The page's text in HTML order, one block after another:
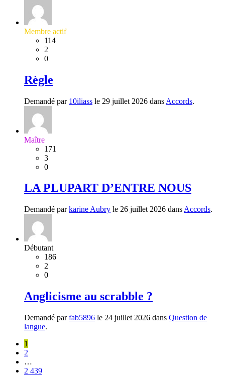
Membre actif
114
2
0
Règle
Demandé par 10iliass le 29 juillet 2026 dans Accords.
Maître
171
3
0
LA PLUPART D’ENTRE NOUS
Demandé parkarine Aubry le 26 juillet 2026 dans Accords.
Débutant
186
2
0
Anglicisme au scrabble ?
Demandé parfab5896 le 24 juillet 2026 dans Question de
langue.
1
2
…
2 439